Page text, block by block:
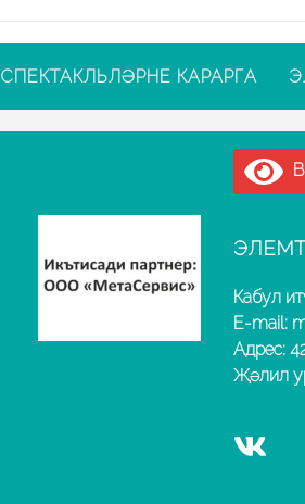
СПЕКТАКЛЬЛӘРНЕ КАРАРГА
Кабул
E-mail:
Адрес:
Җәлил